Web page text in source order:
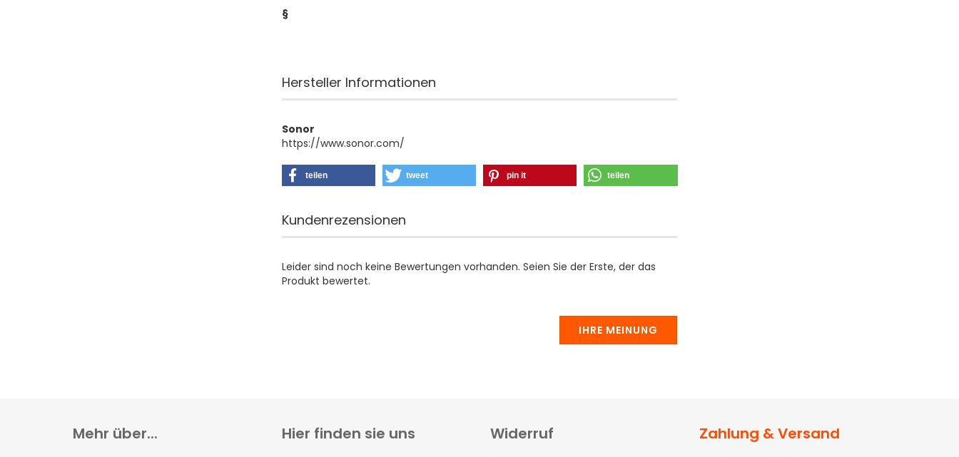
§
Hersteller Informationen
Sonor
https://www.sonor.com/
teilen tweet pin it teilen
Kundenrezensionen
Leider sind noch keine Bewertungen vorhanden. Seien Sie der Erste, der das
Produkt bewertet.
IHRE MEINUNG
Mehr über... Hier finden sie uns Widerruf Zahlung & Versand